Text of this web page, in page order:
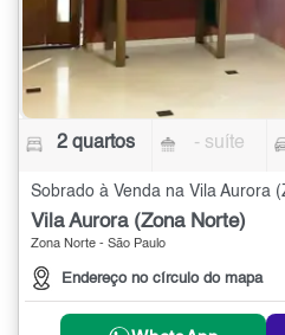
2 quartos - suíte
Vila Aurora (Zona Norte)
Zona Norte - São Paulo
Endereço no círculo do mapa